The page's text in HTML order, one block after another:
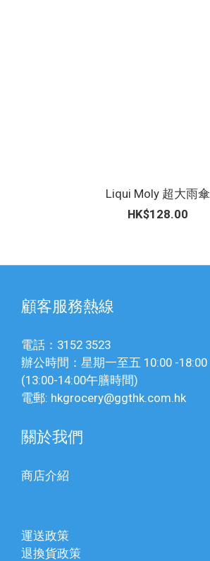
Liqui Moly 超大雨傘
HK$128.00
顧客服務熱線
電話：3152 3523
辦公時間：星期一至五 10:00 -18:00
(13:00-14:00午膳時間)
電郵: hkgrocery@ggthk.com.hk
關於我們
商店介紹
運送政策
退換貨政策